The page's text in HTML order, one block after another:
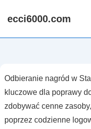
Skipecci6000.com
Odbieranie nagród w
kluczowe dla poprawy
zdobywać cenne
poprzez codzienne